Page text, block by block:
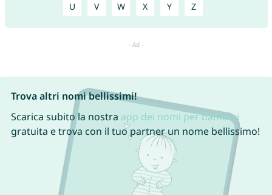
U V W X Y Z
Trova altri nomi bellissimi!
Scarica subito la nostra app dei nomi per bambini
gratuita e trova con il tuo partner un nome bellissimo!